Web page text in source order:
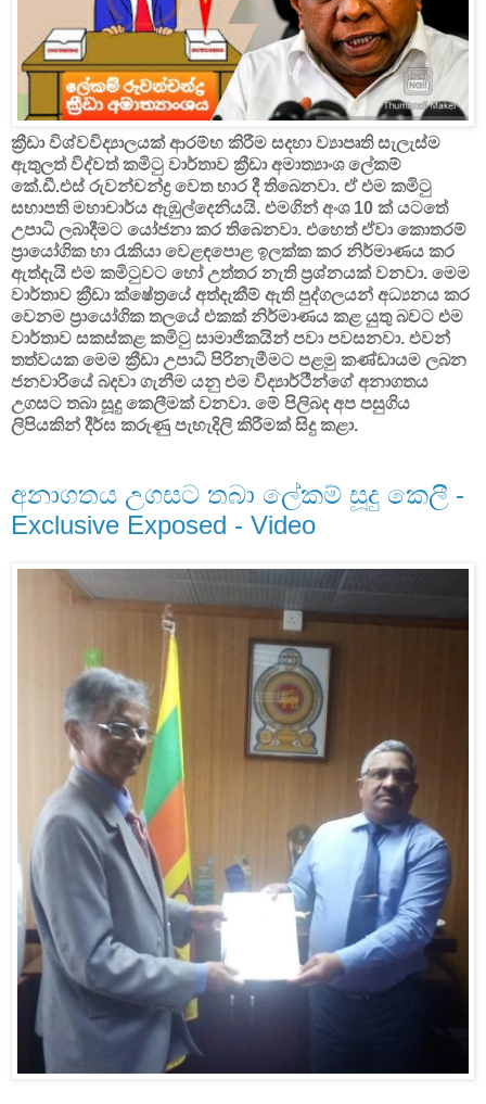
ක්‍රීඩා විශ්වවිද්‍යාලයක් ආරම්භ කිරීම සදහා ව්‍යාපෘති සැලැස්ම
ඇතුලත් විද්වත් කමිටු වාර්තාව ක්‍රීඩා අමාත්‍යාංශ ලේකම්
කේ.ඩී.එස් රුවන්චන්ද්‍ර වෙත භාර දී තිබෙනවා. ඒ එම කමිටු
සභාපති මහාචාර්ය ඇඹුල්දෙනියයි. එමගින් අංශ 10 ක් යටතේ
උපාධි ලබාදීමට යෝජනා කර තිබෙනවා. එහෙත් ඒවා කොතරම්
ප්‍රායෝගික හා රැකියා වෙළඳපොළ ඉලක්ක කර නිර්මාණය කර
ඇත්දැයි එම කමිටුවට හෝ උත්තර නැති ප්‍රශ්නයක් වනවා. මෙම
වාර්තාව ක්‍රීඩා ක්ෂේත්‍රයේ අත්දැකීම් ඇති පුද්ගලයන් අධ්‍යනය කර
වෙනම ප්‍රායෝගික තලයේ එකක් නිර්මාණය කළ යුතු බවට එම
වාර්තාව සකස්කළ කමිටු සාමාජිකයින් පවා පවසනවා. එවන්
තත්වයක මෙම ක්‍රීඩා උපාධි පිරිනැමීමට පළමු කණ්ඩායම ලබන
ජනවාරියේ බදවා ගැනීම යනු එම විද්‍යාර්ථීන්ගේ අනාගතය
උගසට තබා සූදු කෙලීමක් වනවා. මේ පිලිබද අප පසුගිය
ලිපියකින් දීර්ඝ කරුණු පැහැදිලි කිරීමක් සිදු කළා.
අනාගතය උගසට තබා ලේකම් සූදු කෙලී -
Exclusive Exposed - Video